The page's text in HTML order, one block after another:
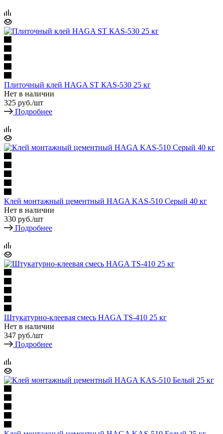
Плиточный клей HAGA ST КАS-530 25 кг
Нет в наличии
325 руб./шт
Подробнее
Клей монтажный цементный HAGA KAS-510 Серый 40 кг
Нет в наличии
330 руб./шт
Подробнее
Штукатурно-клеевая смесь HAGA TS-410 25 кг
Нет в наличии
347 руб./шт
Подробнее